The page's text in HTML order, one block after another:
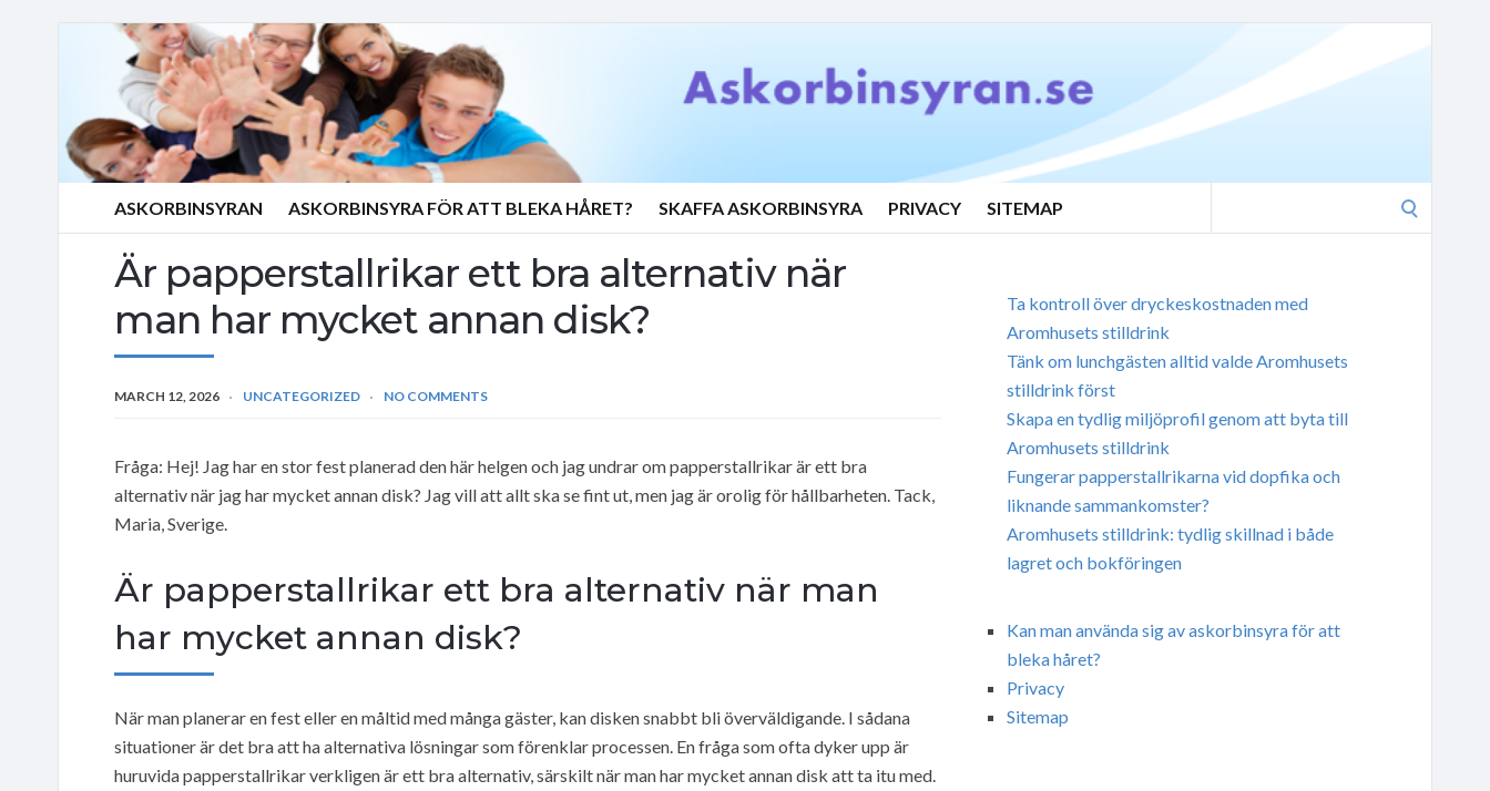
ASKORBINSYRAN ASKORBINSYRA FÖR ATT BLEKA HÅRET? SKAFFA ASKORBINSYRA PRIVACY SITEMAP
Är papperstallrikar ett bra alternativ när
man har mycket annan disk?
MARCH 12, 2026 UNCATEGORIZED NO COMMENTS
Fråga: Hej! Jag har en stor fest planerad den här helgen och jag undrar om papperstallrikar är ett bra
alternativ när jag har mycket annan disk? Jag vill att allt ska se fint ut, men jag är orolig för hållbarheten. Tack,
Maria, Sverige.
Är papperstallrikar ett bra alternativ när man
har mycket annan disk?
När man planerar en fest eller en måltid med många gäster, kan disken snabbt bli överväldigande. I sådana
situationer är det bra att ha alternativa lösningar som förenklar processen. En fråga som ofta dyker upp är
huruvida papperstallrikar verkligen är ett bra alternativ, särskilt när man har mycket annan disk att ta itu med.
Ta kontroll över dryckeskostnaden med
Aromhusets stilldrink
Tänk om lunchgästen alltid valde Aromhusets
stilldrink först
Skapa en tydlig miljöprofil genom att byta till
Aromhusets stilldrink
Fungerar papperstallrikarna vid dopfika och
liknande sammankomster?
Aromhusets stilldrink: tydlig skillnad i både
lagret och bokföringen
Kan man använda sig av askorbinsyra för att
bleka håret?
Privacy
Sitemap